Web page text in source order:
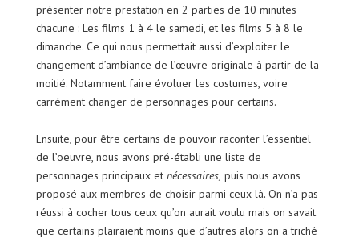
présenter notre prestation en 2 parties de 10 minutes
chacune : Les films 1 à 4 le samedi, et les films 5 à 8 le
dimanche. Ce qui nous permettait aussi d’exploiter le
changement d’ambiance de l’œuvre originale à partir de la
moitié. Notamment faire évoluer les costumes, voire
carrément changer de personnages pour certains.
Ensuite, pour être certains de pouvoir raconter l’essentiel
de l’oeuvre, nous avons pré-établi une liste de
personnages principaux et nécessaires, puis nous avons
proposé aux membres de choisir parmi ceux-là. On n’a pas
réussi à cocher tous ceux qu’on aurait voulu mais on savait
que certains plairaient moins que d’autres alors on a triché